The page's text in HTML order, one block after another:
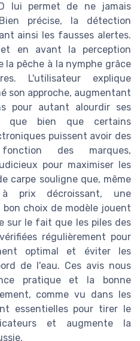
lui permet de ne jamais
précise, la détection
ainsi les fausses alertes.
en avant la perception
la pêche à la nymphe grâce
L'utilisateur explique
son approche, augmentant
pour autant alourdir ses
que bien que certains
puissent avoir des
des marques,
pour maximiser les
carpe souligne que, même
prix décroissant, une
choix de modèle jouent
sur le fait que les piles des
régulièrement pour
optimal et éviter les
de l'eau. Ces avis nous
pratique et la bonne
comme vu dans les
essentielles pour tirer le
et augmente la